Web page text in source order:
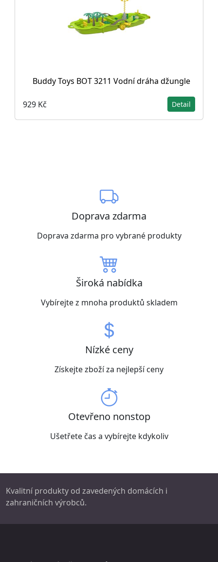
Buddy Toys BOT 3211 Vodní dráha džungle
929 Kč Detail
Doprava zdarma
Doprava zdarma pro vybrané produkty
Široká nabídka
Vybírejte z mnoha produktů skladem
Nízké ceny
Získejte zboží za nejlepší ceny
Otevřeno nonstop
Ušetřete čas a vybírejte kdykoliv
Kvalitní produkty od zavedených domácích i
zahraničních výrobců.